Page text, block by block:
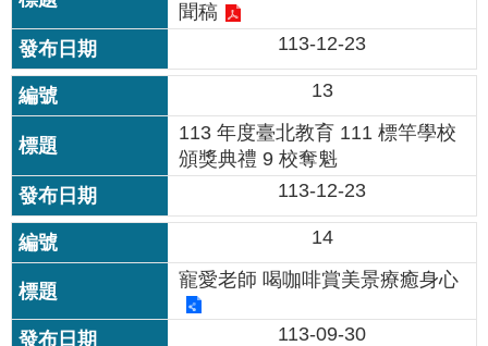
政
府
網
站
料
放
宣
告
聞稿
113-12-23
13
113 年度臺北教育 111 標竿學校
頒獎典禮 9 校奪魁
113-12-23
14
寵愛老師 喝咖啡賞美景療癒身心
113-09-30